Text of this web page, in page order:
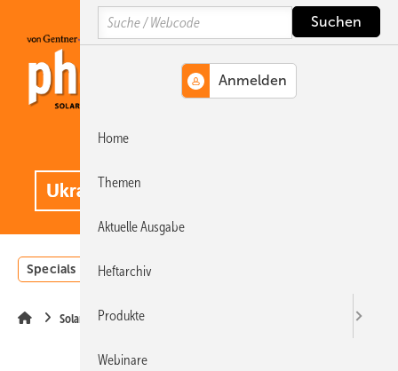
Hauptinhalt
Hauptmenü
SiteSearch
Specials Einstrahlungsatlas
Solarspeicher
Search
Home
Themen
Aktuelle Ausgabe
Heftarchiv
Produkte
Webinare